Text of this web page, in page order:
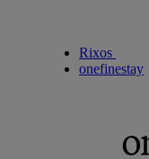
Rixos
onefinestay